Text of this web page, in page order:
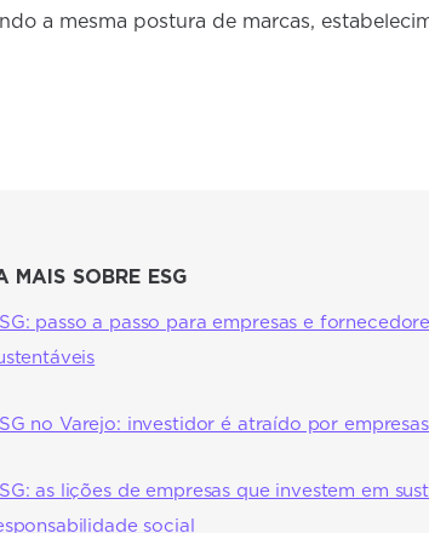
a mesma postura de marcas,
MAIS SOBRE ESG
passo a passo para empresas e
no Varejo: investidor é atraído por
as lições de empresas que investem em
social